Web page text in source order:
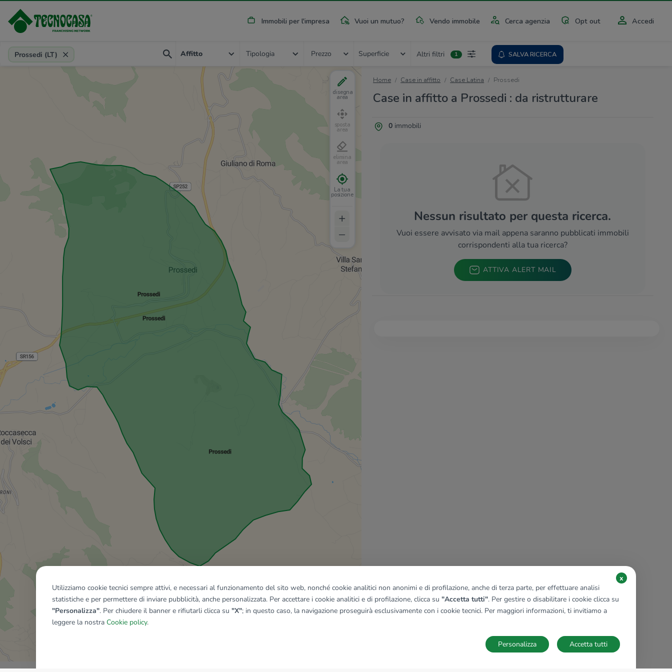
Immobili per l'impresa Vuoi un mutuo? Vendo immobile Cerca agenzia Opt out Accedi
Provincia, comune, zona, riferimento
Prossedi (LT) Affitto Tipologia Prezzo Superficie Altri filtri 1 SALVA RICERCA
Home Case in affitto Case Latina Prossedi
Case in affitto a Prossedi : da ristrutturare
0immobili
Nessun risultato per questa ricerca.
Vuoi essere avvisato via mail appena saranno pubblicati immobili
corrispondenti alla tua ricerca?
ATTIVA ALERT MAIL
disegna
area
sposta
area
elimina
area
La tua
posizione
+
–
Mostra tutti gli immobili del riquadro
Utilizziamo cookie tecnici sempre attivi, e necessari al funzionamento del sito web, nonché cookie analitici non anonimi e di profilazione, anche di terza parte, per effettuare analisi
statistiche e per permettere di inviare pubblicità, anche personalizzata. Per accettare i cookie analitici e di profilazione, clicca su "Accetta tutti". Per gestire o disabilitare i cookie clicca su
"Personalizza". Per chiudere il banner e rifiutarli clicca su "X"; in questo caso, la navigazione proseguirà esclusivamente con i cookie tecnici. Per maggiori informazioni, ti invitiamo a
leggere la nostra Cookie policy.
x
Accetta tutti
Personalizza